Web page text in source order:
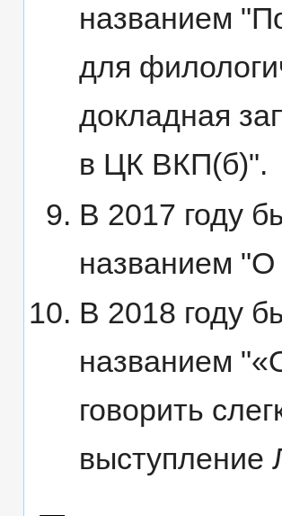
названием
для
докладная
в ЦК ВКП(б)".
В 2017 году
названием
В 2018 году
названием
говорить
выступление